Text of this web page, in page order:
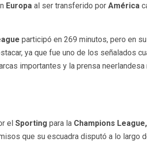
Europa al ser transferido por América
participó en 269 minutos, pero en
ya que fue uno de los señalados
importantes y la prensa neerlandesa
el Sporting para laChampions League,
que su escuadra disputó a lo largo